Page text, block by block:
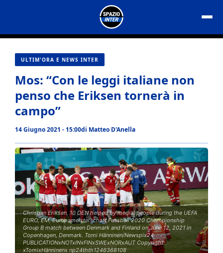
contenuto
ULTIM'ORA E NEWS INTER
Mos: “Con le leggi italiane non
penso che Eriksen tornerà in
campo”
14 Giugno 2021 - 15:00di Matteo D'Anella
Christian Eriksen, 10 DEN helped by medial people during the UEFA
EURO, EM, Europameisterschaft,Fussball 2020 Championship
Group B match between Denmark and Finland on June 12, 2021 in
Copenhagen, Denmark. Tomi Hänninen/Newspix24
PUBLICATIONxNOTxINxFINxSWExNORxAUT Copyright:
xTomixHänninenx np24thth1246368108